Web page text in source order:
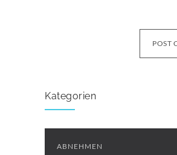
POST
Kategorien
ABNEHMEN